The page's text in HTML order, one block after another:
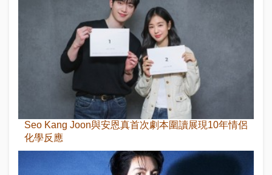
Seo Kang Joon與安恩真首次劇本圍讀展現10年情侶
化學反應